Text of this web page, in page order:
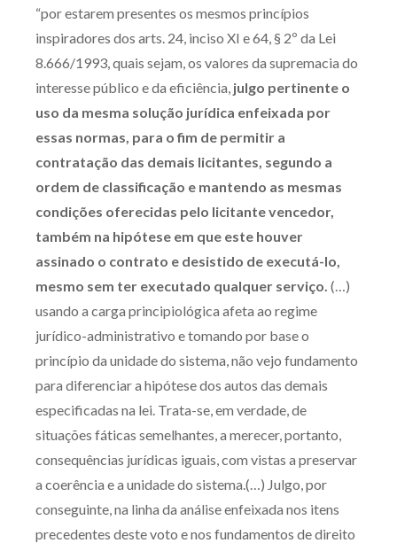
“por estarem presentes os mesmos princípios
inspiradores dos arts. 24, inciso XI e 64, § 2º da Lei
8.666/1993, quais sejam, os valores da supremacia do
interesse público e da eficiência, julgo pertinente o
uso da mesma solução jurídica enfeixada por
essas normas, para o fim de permitir a
contratação das demais licitantes, segundo a
ordem de classificação e mantendo as mesmas
condições oferecidas pelo licitante vencedor,
também na hipótese em que este houver
assinado o contrato e desistido de executá-lo,
mesmo sem ter executado qualquer serviço. (…)
usando a carga principiológica afeta ao regime
jurídico-administrativo e tomando por base o
princípio da unidade do sistema, não vejo fundamento
para diferenciar a hipótese dos autos das demais
especificadas na lei. Trata-se, em verdade, de
situações fáticas semelhantes, a merecer, portanto,
consequências jurídicas iguais, com vistas a preservar
a coerência e a unidade do sistema.(…) Julgo, por
conseguinte, na linha da análise enfeixada nos itens
precedentes deste voto e nos fundamentos de direito